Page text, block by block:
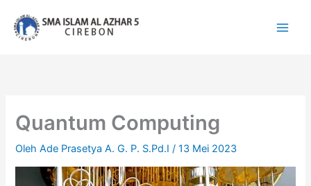
konten
Quantum Computing
OlehAde Prasetya A. G. P. S.Pd.I/13 Mei 2023